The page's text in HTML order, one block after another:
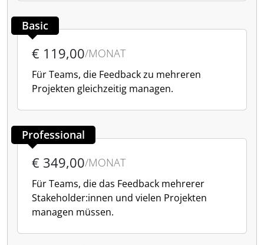
Basic
€ 119,00/MONAT
Für Teams, die Feedback zu mehreren
Projekten gleichzeitig managen.
Professional
€ 349,00/MONAT
Für Teams, die das Feedback mehrerer
Stakeholder:innen und vielen Projekten
managen müssen.